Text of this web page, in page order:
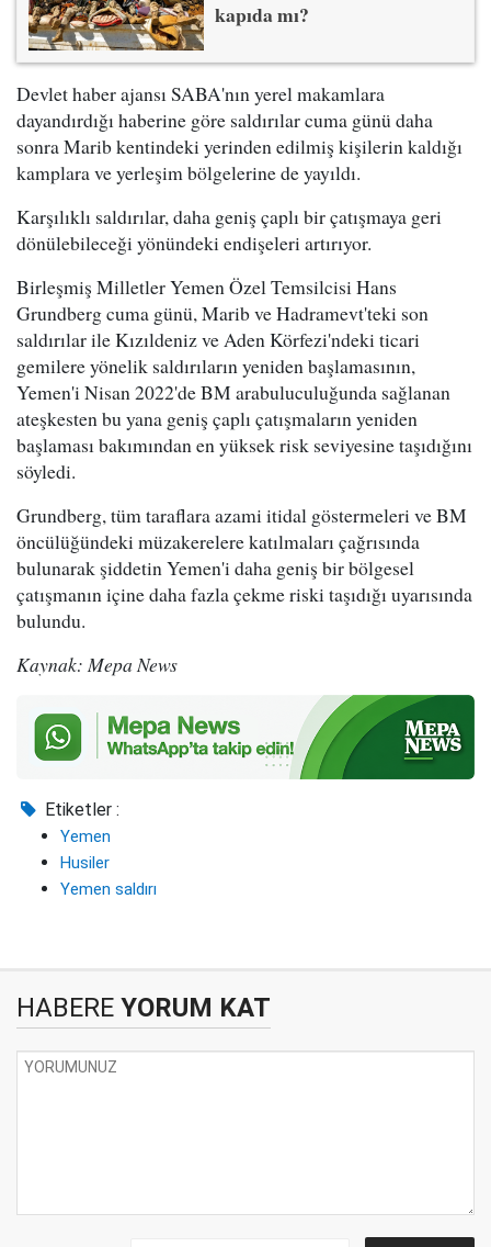
kapıda mı?
Devlet haber ajansı SABA'nın yerel makamlara
dayandırdığı haberine göre saldırılar cuma günü daha
sonra Marib kentindeki yerinden edilmiş kişilerin kaldığı
kamplara ve yerleşim bölgelerine de yayıldı.
Karşılıklı saldırılar, daha geniş çaplı bir çatışmaya geri
dönülebileceği yönündeki endişeleri artırıyor.
Birleşmiş Milletler Yemen Özel Temsilcisi Hans
Grundberg cuma günü, Marib ve Hadramevt'teki son
saldırılar ile Kızıldeniz ve Aden Körfezi'ndeki ticari
gemilere yönelik saldırıların yeniden başlamasının,
Yemen'i Nisan 2022'de BM arabuluculuğunda sağlanan
ateşkesten bu yana geniş çaplı çatışmaların yeniden
başlaması bakımından en yüksek risk seviyesine taşıdığını
söyledi.
Grundberg, tüm taraflara azami itidal göstermeleri ve BM
öncülüğündeki müzakerelere katılmaları çağrısında
bulunarak şiddetin Yemen'i daha geniş bir bölgesel
çatışmanın içine daha fazla çekme riski taşıdığı uyarısında
bulundu.
Kaynak: Mepa News
Etiketler :
Yemen
Husiler
Yemen saldırı
HABERE YORUM KAT